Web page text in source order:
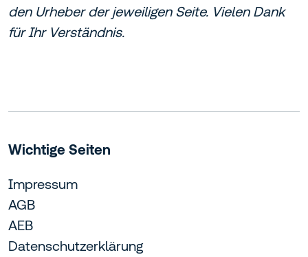
den Urheber der jeweiligen Seite. Vielen Dank
für Ihr Verständnis.
Wichtige Seiten
Impressum
AGB
AEB
Datenschutzerklärung